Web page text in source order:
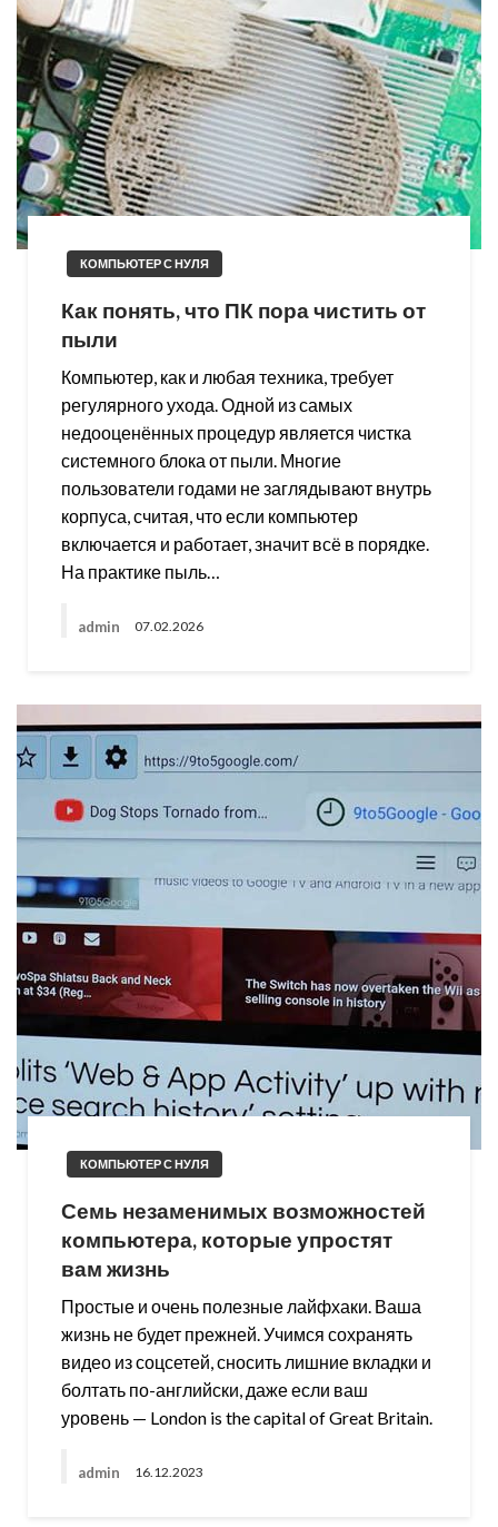
КОМПЬЮТЕР С НУЛЯ
Как понять, что ПК пора чистить от
пыли
Компьютер, как и любая техника, требует
регулярного ухода. Одной из самых
недооценённых процедур является чистка
системного блока от пыли. Многие
пользователи годами не заглядывают внутрь
корпуса, считая, что если компьютер
включается и работает, значит всё в порядке.
На практике пыль…
admin 07.02.2026
КОМПЬЮТЕР С НУЛЯ
Семь незаменимых возможностей
компьютера, которые упростят
вам жизнь
Простые и очень полезные лайфхаки. Ваша
жизнь не будет прежней. Учимся сохранять
видео из соцсетей, сносить лишние вкладки и
болтать по-английски, даже если ваш
уровень — London is the capital of Great Britain.
admin 16.12.2023